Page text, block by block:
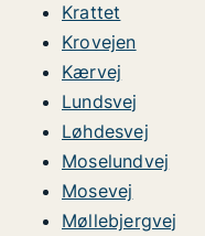
Krattet
Krovejen
Kærvej
Lundsvej
Løhdesvej
Moselundvej
Mosevej
Møllebjergvej